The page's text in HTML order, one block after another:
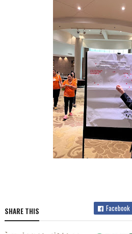
SHARE THIS Facebook